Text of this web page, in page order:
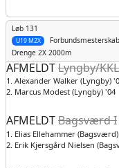
Løb 131
Forbundsmesterskab
U19 M2X
Drenge 2X 2000m
AFMELDTLyngby/
1. Alexander Walker (Lyngby)
2. Marcus Modest (Lyngby) '04
AFMELDTBagsværd I
1. Elias Ellehammer
2. Erik Kjersgård Nielsen